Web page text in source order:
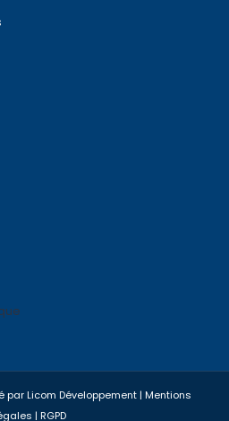
par Licom Développement | Mentions
| RGPD